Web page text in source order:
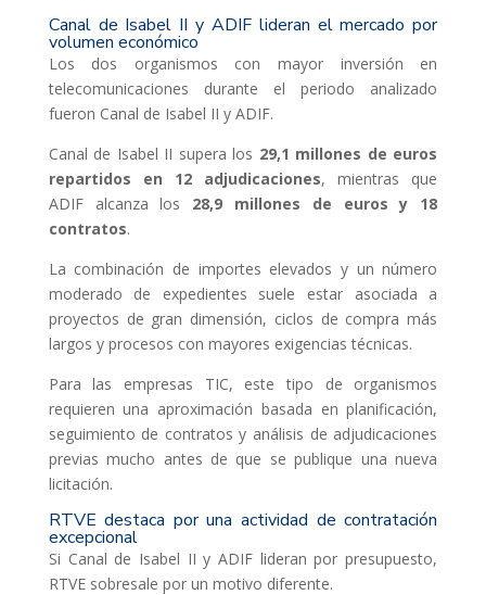
Canal de Isabel II y ADIF lideran el mercado por
volumen económico
Los dos organismos con mayor inversión en
telecomunicaciones durante el periodo analizado
fueron Canal de Isabel II y ADIF.
Canal de Isabel II supera los 29,1 millones de euros
repartidos en 12 adjudicaciones, mientras que
ADIF alcanza los 28,9 millones de euros y 18
contratos.
La combinación de importes elevados y un número
moderado de expedientes suele estar asociada a
proyectos de gran dimensión, ciclos de compra más
largos y procesos con mayores exigencias técnicas.
Para las empresas TIC, este tipo de organismos
requieren una aproximación basada en planificación,
seguimiento de contratos y análisis de adjudicaciones
previas mucho antes de que se publique una nueva
licitación.
RTVE destaca por una actividad de contratación
excepcional
Si Canal de Isabel II y ADIF lideran por presupuesto,
RTVE sobresale por un motivo diferente.